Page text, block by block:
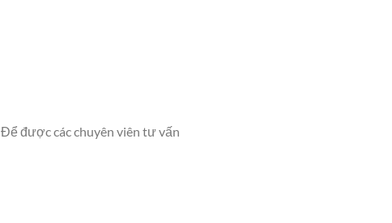
Để được các chuyên viên tư vấn